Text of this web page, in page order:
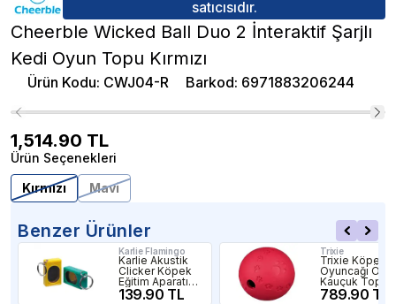
satıcısıdır.
Cheerble Wicked Ball Duo 2 İnteraktif Şarjlı
Kedi Oyun Topu Kırmızı
Ürün Kodu: CWJ04-R Barkod: 6971883206244
1,514.90 TL
Ürün Seçenekleri
Kırmızı
Mavi
Benzer Ürünler
Karlie Flamingo
Karlie Akustik
Clicker Köpek
Eğitim Aparatı
5x3x1,5 Cm
139.90 TL
Trixie
Trixie Köpek
Oyuncağı
Kauçuk Top
11cm
789.90 TL